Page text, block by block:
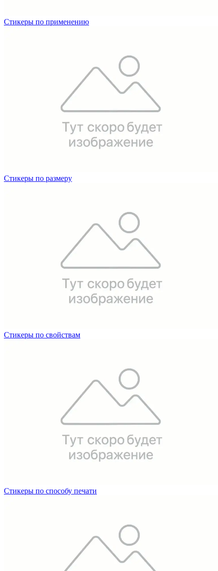
О компании
Стикеры по применению
Стикеры по размеру
Стикеры по свойствам
Стикеры по способу печати